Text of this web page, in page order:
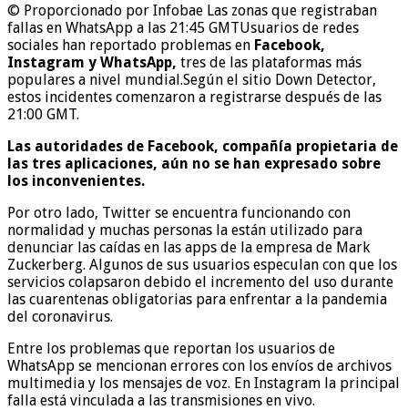
© Proporcionado por Infobae Las zonas que registraban
fallas en WhatsApp a las 21:45 GMTUsuarios de redes
sociales han reportado problemas en Facebook,
Instagram y WhatsApp, tres de las plataformas más
populares a nivel mundial.Según el sitio Down Detector,
estos incidentes comenzaron a registrarse después de las
21:00 GMT.
Las autoridades de Facebook, compañía propietaria de
las tres aplicaciones, aún no se han expresado sobre
los inconvenientes.
Por otro lado, Twitter se encuentra funcionando con
normalidad y muchas personas la están utilizado para
denunciar las caídas en las apps de la empresa de Mark
Zuckerberg. Algunos de sus usuarios especulan con que los
servicios colapsaron debido el incremento del uso durante
las cuarentenas obligatorias para enfrentar a la pandemia
del coronavirus.
Entre los problemas que reportan los usuarios de
WhatsApp se mencionan errores con los envíos de archivos
multimedia y los mensajes de voz. En Instagram la principal
falla está vinculada a las transmisiones en vivo.